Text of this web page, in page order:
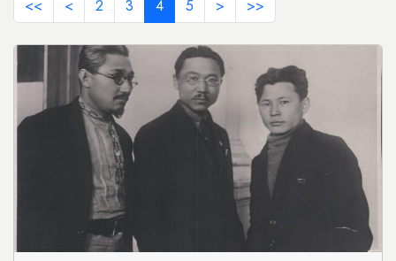
<< < 2 3 4 5 > >>